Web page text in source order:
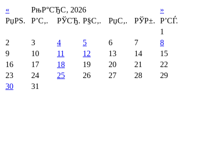
« РњР°СЂС‚ 2026
»
РџРЅ.
Р’С‚. РЎСЂ. Р§С‚. РџС‚. РЎР±.
Р’СЃ.
1
2
3 4 5 6 7
8
9
10 11 12 13 14
15
16
17 18 19 20 21
22
23
24 25 26 27 28
29
30
31